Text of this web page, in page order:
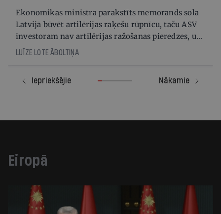
Ekonomikas ministra parakstīts memorands sola
Latvijā būvēt artilērijas raķešu rūpnīcu, taču ASV
investoram nav artilērijas ražošanas pieredzes, un
arī mūsu bruņotie spēki šādas spējas neplāno
LUĪZE LOTE ĀBOLTIŅA
Iepriekšējie Nākamie
Eiropā